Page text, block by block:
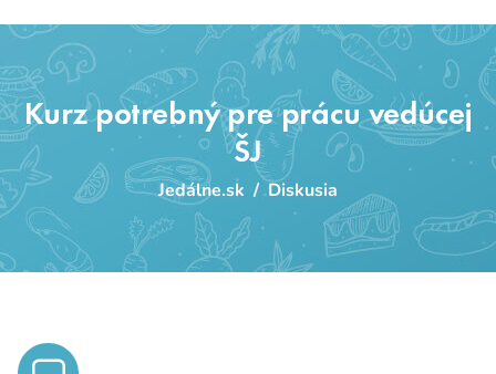
Kurz potrebný pre prácu vedúcej
ŠJ
Jedálne.sk / Diskusia